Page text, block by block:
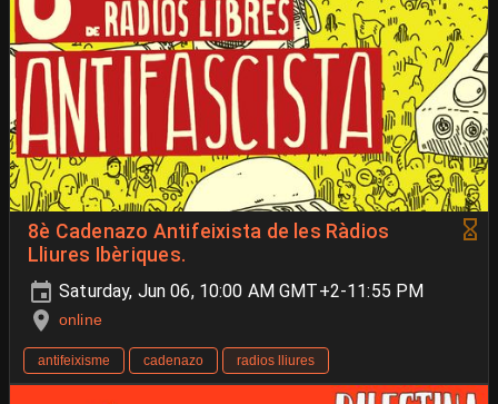
8è Cadenazo Antifeixista de les Ràdios
Lliures Ibèriques.
Saturday, Jun 06, 10:00 AM GMT+2-11:55 PM
online
antifeixisme cadenazo radios lliures